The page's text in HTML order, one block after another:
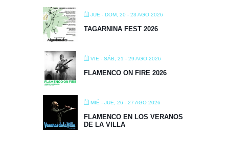
JUE - DOM, 20 - 23 AGO 2026
TAGARNINA FEST 2026
VIE - SÁB, 21 - 29 AGO 2026
FLAMENCO ON FIRE 2026
MIÉ - JUE, 26 - 27 AGO 2026
FLAMENCO EN LOS VERANOS
DE LA VILLA